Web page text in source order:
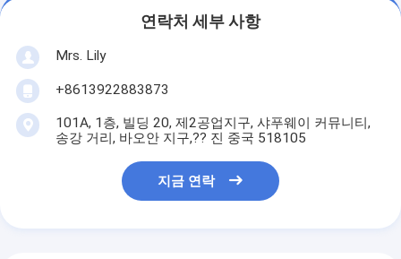
연락처 세부 사항
Mrs. Lily
+8613922883873
101A, 1층, 빌딩 20, 제2공업지구, 샤푸웨이 커뮤니티,
송강 거리, 바오안 지구,?? 진 중국 518105
지금 연락